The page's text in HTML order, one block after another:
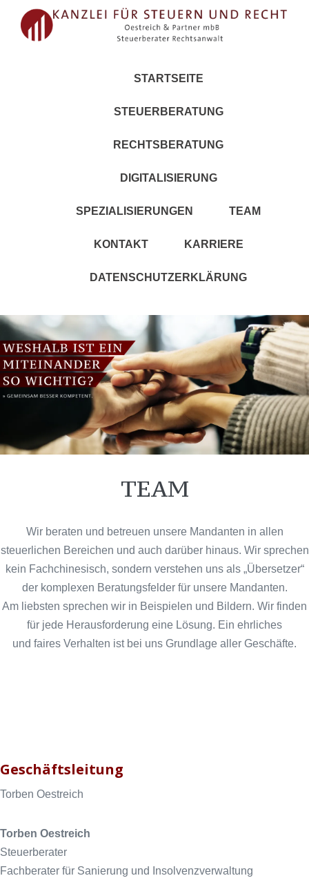
STARTSEITE
STEUERBERATUNG
RECHTSBERATUNG
DIGITALISIERUNG
SPEZIALISIERUNGEN TEAM
KONTAKT KARRIERE
DATENSCHUTZERKLÄRUNG
TEAM
Wir beraten und betreuen unsere Mandanten in allen
steuerlichen Bereichen und auch darüber hinaus. Wir sprechen
kein Fachchinesisch, sondern verstehen uns als „Übersetzer“
der komplexen Beratungsfelder für unsere Mandanten.
Am liebsten sprechen wir in Beispielen und Bildern. Wir finden
für jede Herausforderung eine Lösung. Ein ehrliches
und faires Verhalten ist bei uns Grundlage aller Geschäfte.
Geschäftsleitung
Torben Oestreich
Torben Oestreich
Steuerberater
Fachberater für Sanierung und Insolvenzverwaltung